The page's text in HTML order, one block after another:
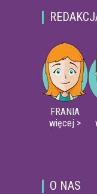
FRANIA
więcej >
O NAS